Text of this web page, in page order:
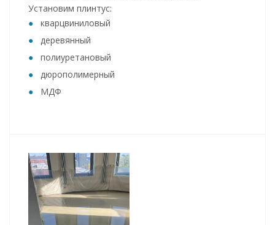
Установим плинтус:
кварцвиниловый
деревянный
полиуретановый
дюрополимерный
МДФ